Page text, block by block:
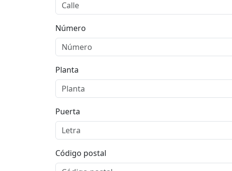
Número
Planta
Puerta
Código postal